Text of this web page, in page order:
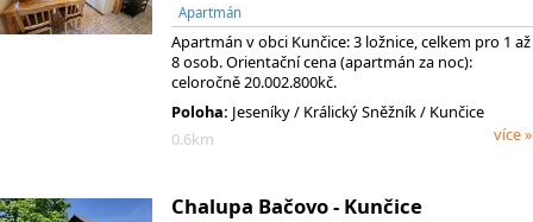
Apartmán
Apartmán v obci Kunčice: 3 ložnice, celkem pro 1 až
8 osob. Orientační cena (apartmán za noc):
celoročně 20.002.800kč.
Poloha: Jeseníky/ Králický Sněžník/ Kunčice
0.6km
více »
Chalupa Bačovo - Kunčice